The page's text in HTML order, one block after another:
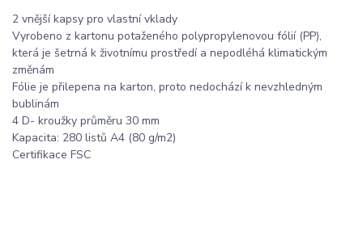
2 vnější kapsy pro vlastní vklady
Vyrobeno z kartonu potaženého polypropylenovou fólií (PP),
která je šetrná k životnímu prostředí a nepodléhá klimatickým
změnám
Fólie je přilepena na karton, proto nedochází k nevzhledným
bublinám
4 D- kroužky průměru 30 mm
Kapacita: 280 listů A4 (80 g/m2)
Certifikace FSC